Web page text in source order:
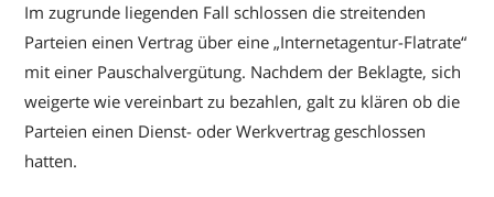
Im zugrunde liegenden Fall schlossen die streitenden
Parteien einen Vertrag über eine „Internetagentur-Flatrate“
mit einer Pauschalvergütung. Nachdem der Beklagte, sich
weigerte wie vereinbart zu bezahlen, galt zu klären ob die
Parteien einen Dienst- oder Werkvertrag geschlossen
hatten.